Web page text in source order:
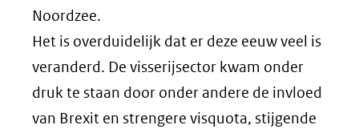
Noordzee.
Het is overduidelijk dat er deze eeuw veel is
veranderd. De visserijsector kwam onder
druk te staan door onder andere de invloed
van Brexit en strengere visquota, stijgende